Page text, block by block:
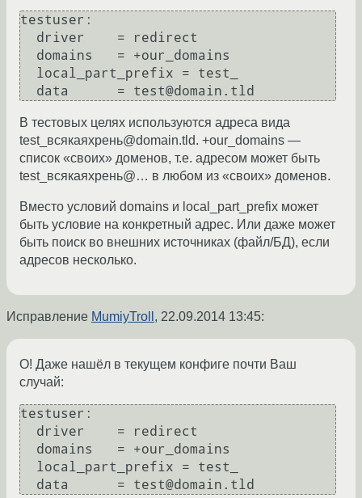
testuser:
В тестовых целях используются адреса вида
test_всякаяхрень@domain.tld. +our_domains —
список «своих» доменов, т.е. адресом может быть
test_всякаяхрень@… в любом из «своих» доменов.
Вместо условий domains и local_part_prefix может
быть условие на конкретный адрес. Или даже может
быть поиск во внешних источниках (файл/БД), если
адресов несколько.
Исправление MumiyTroll , 22.09.2014 13:45:
О! Даже нашёл в текущем конфиге почти Ваш
случай:
testuser: